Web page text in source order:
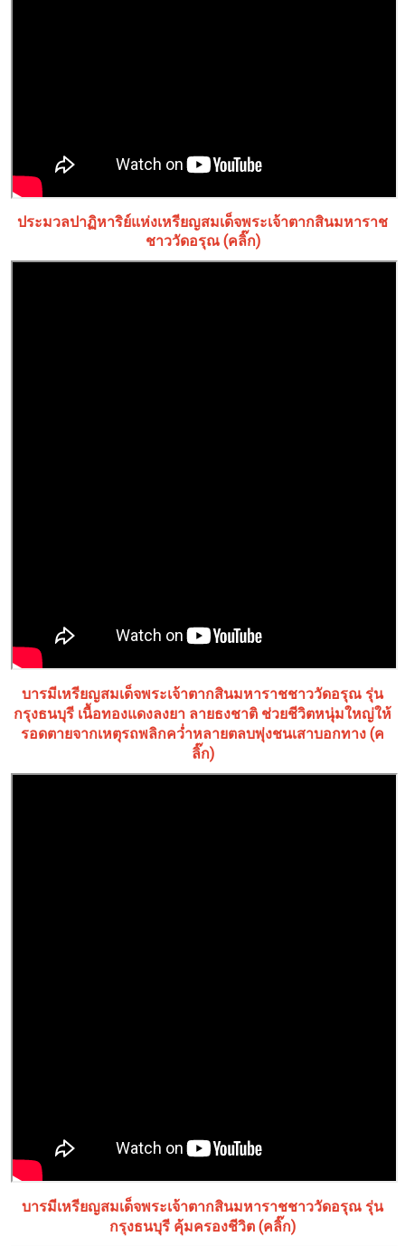
ประมวลปาฏิหาริย์แห่งเหรียญสมเด็จพระเจ้าตากสินมหาราช
ชาววัดอรุณ (คลิ๊ก)
บารมีเหรียญสมเด็จพระเจ้าตากสินมหาราชชาววัดอรุณ รุ่น
กรุงธนบุรี เนื้อทองแดงลงยา ลายธงชาติ ช่วยชีวิตหนุ่มใหญ่ให้
รอดตายจากเหตุรถพลิกคว่ำหลายตลบพุ่งชนเสาบอกทาง (ค
ลิ๊ก)
บารมีเหรียญสมเด็จพระเจ้าตากสินมหาราชชาววัดอรุณ รุ่น
กรุงธนบุรี คุ้มครองชีวิต (คลิ๊ก)